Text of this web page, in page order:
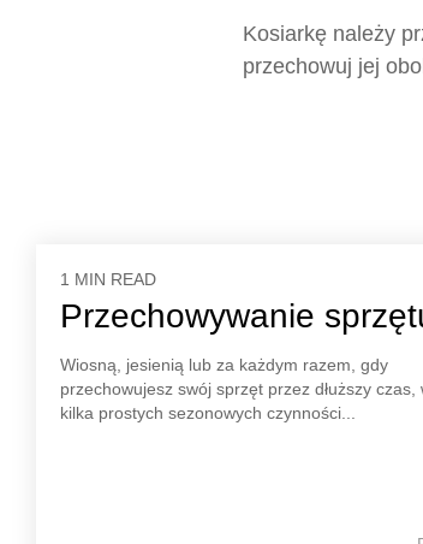
Kosiarkę należy
przechowuj jej
1 MIN READ
Przechowywanie
Wiosną, jesienią lub za każdym razem, gdy
przechowujesz swój sprzęt przez dłuższy czas,
kilka prostych sezonowych czynności...